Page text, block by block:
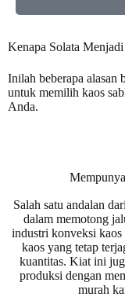
Kenapa Solata
Inilah beberapa alasan
untuk memilih kaos
Anda.
Salah satu andalan
dalam memotong
industri konveksi
kaos yang tetap
kuantitas. Kiat ini
produksi dengan
murah